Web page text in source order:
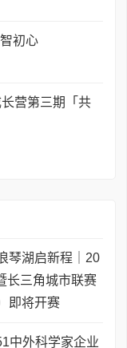
初心
营第三期「共
琴湖启新程｜20
长三角城市联赛
即将开赛
中外科学家企业